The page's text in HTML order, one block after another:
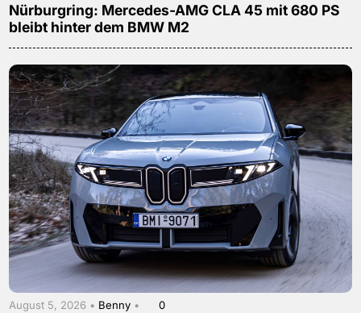
Nürburgring: Mercedes-AMG CLA 45 mit 680 PS
bleibt hinter dem BMW M2
August 5, 2026 • Benny • 0